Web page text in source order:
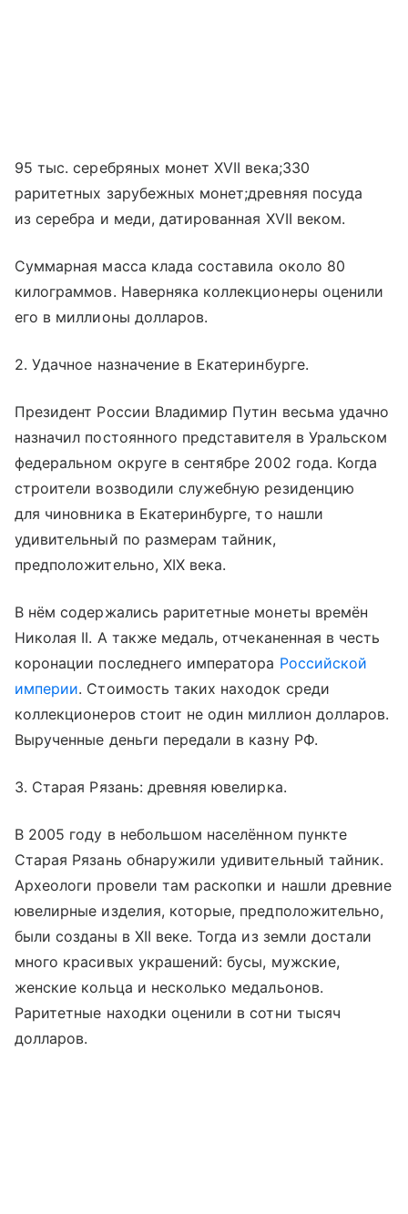
95 тыс. серебряных монет XVII века;330
раритетных зарубежных монет;древняя посуда
из серебра и меди, датированная XVII веком.
Суммарная масса клада составила около 80
килограммов. Наверняка коллекционеры оценили
его в миллионы долларов.
2. Удачное назначение в Екатеринбурге.
Президент России Владимир Путин весьма удачно
назначил постоянного представителя в Уральском
федеральном округе в сентябре 2002 года. Когда
строители возводили служебную резиденцию
для чиновника в Екатеринбурге, то нашли
удивительный по размерам тайник,
предположительно, XIX века.
В нём содержались раритетные монеты времён
Николая II. А также медаль, отчеканенная в честь
коронации последнего императора Российской
империи. Стоимость таких находок среди
коллекционеров стоит не один миллион долларов.
Вырученные деньги передали в казну РФ.
3. Старая Рязань: древняя ювелирка.
В 2005 году в небольшом населённом пункте
Старая Рязань обнаружили удивительный тайник.
Археологи провели там раскопки и нашли древние
ювелирные изделия, которые, предположительно,
были созданы в XII веке. Тогда из земли достали
много красивых украшений: бусы, мужские,
женские кольца и несколько медальонов.
Раритетные находки оценили в сотни тысяч
долларов.